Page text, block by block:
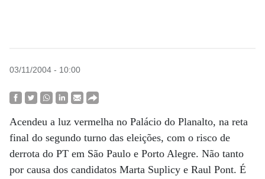
03/11/2004 - 10:00
Acendeu a luz vermelha no Palácio do Planalto, na reta
final do segundo turno das eleições, com o risco de
derrota do PT em São Paulo e Porto Alegre. Não tanto
por causa dos candidatos Marta Suplicy e Raul Pont. É